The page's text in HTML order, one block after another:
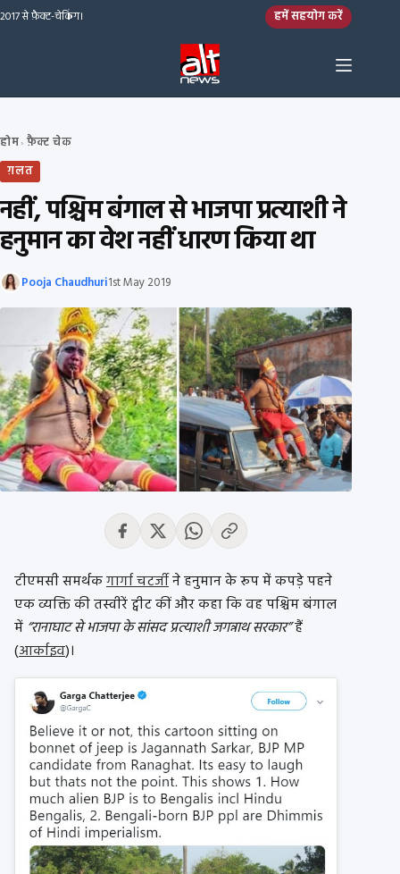
Skip to content
2017 से फ़ैक्ट-चेकिंग। हमें सहयोग करें
होम› फ़ैक्ट चेक
ग़लत
नहीं, पश्चिम बंगाल से भाजपा प्रत्याशी ने
हनुमान का वेश नहीं धारण किया था
Pooja Chaudhuri1st May 2019
टीएमसी समर्थकगार्गा चटर्जीने हनुमान के रूप में कपड़े पहने
एक व्यक्ति की तस्वीरें ट्वीट कीं और कहा कि वह पश्चिम बंगाल
में “रानाघाट से भाजपा के सांसद प्रत्याशी जगन्नाथ सरकार”हैं
(आर्काइव)।